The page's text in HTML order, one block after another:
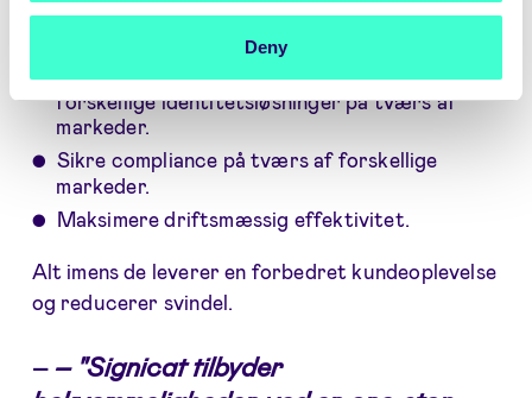
Deny
Reducere omkostningerne ved at administrere
forskellige identitetsløsninger på tværs af
markeder.
Sikre compliance på tværs af forskellige
markeder.
Maksimere driftsmæssig effektivitet.
Alt imens de leverer en forbedret kundeoplevelse
og reducerer svindel.
– – "Signicat tilbyder